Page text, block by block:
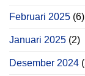
Februari 2025 (6)
Januari 2025 (2)
Desember 2024